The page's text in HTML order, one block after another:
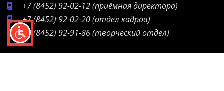
+7 (8452) 92-02-12(приёмная директора)
+7 (8452) 92-02-20(отдел кадров)
+7 (8452) 92-91-86(творческий отдел)